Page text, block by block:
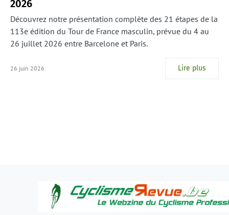
2026
Découvrez notre présentation complète des 21 étapes de la
113e édition du Tour de France masculin, prévue du 4 au
26 juillet 2026 entre Barcelone et Paris.
26 juin 2026 Lire plus